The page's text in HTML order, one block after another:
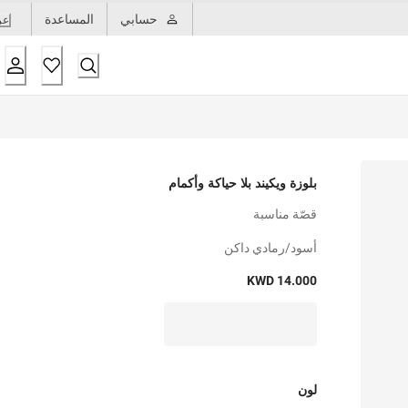
حسابي المساعدة
بلوزة ويكيند بلا حياكة وأكمام
قصّة مناسبة
أسود/رمادي داكن
KWD 14.000
لون